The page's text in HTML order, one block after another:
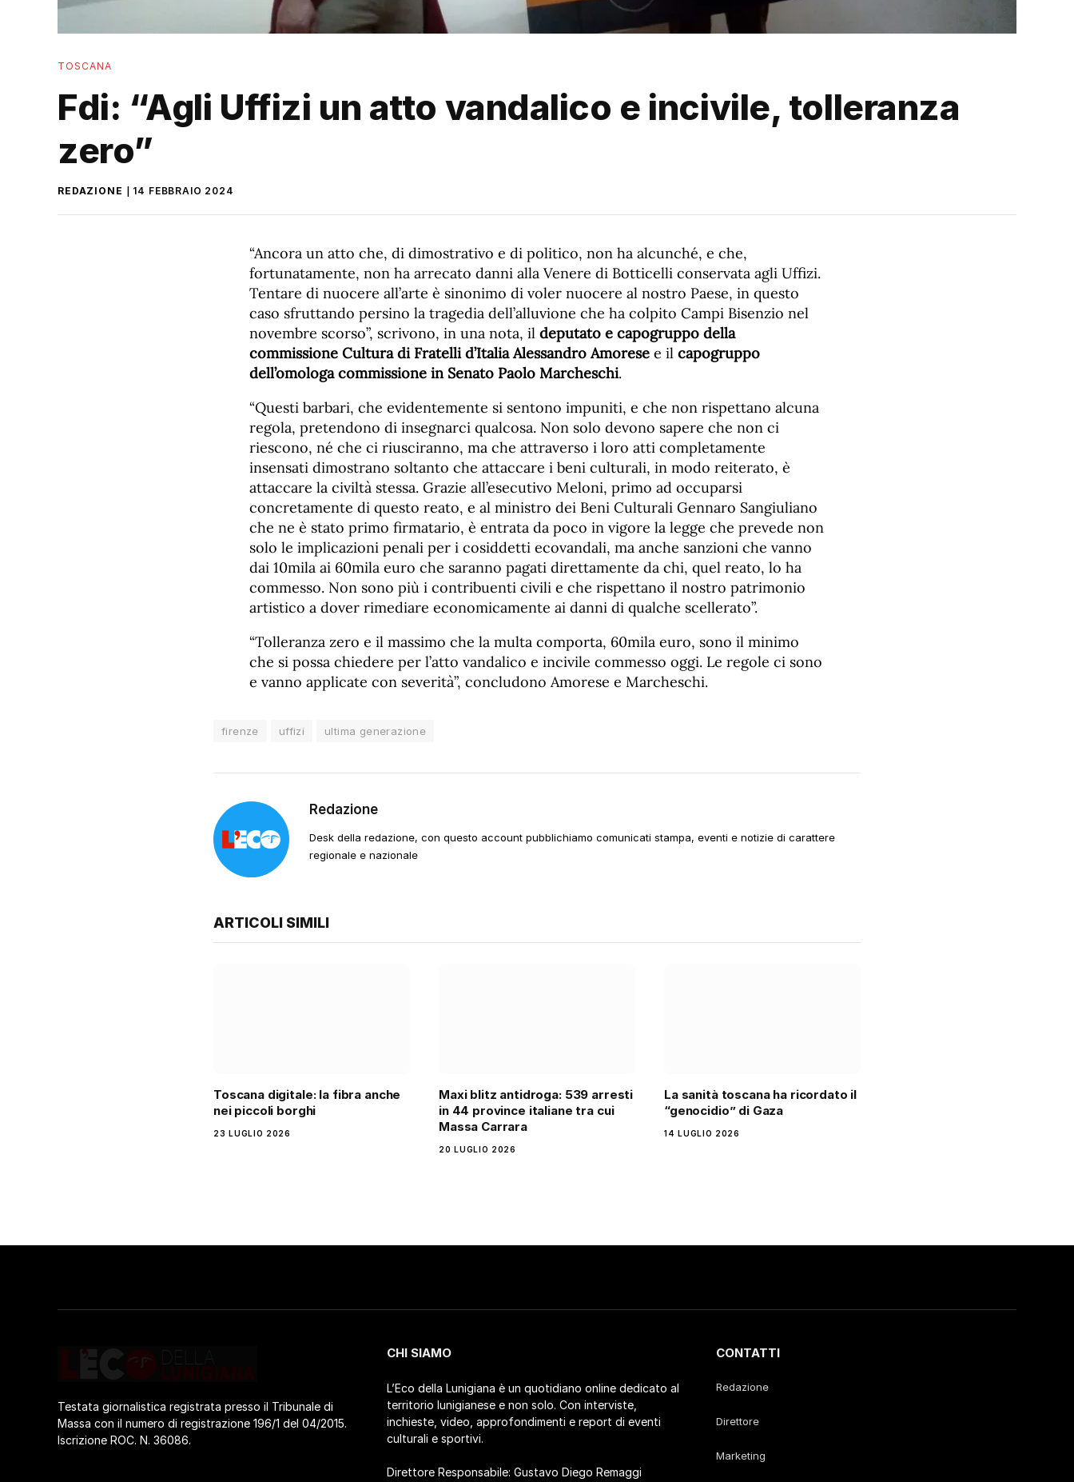
TOSCANA
Fdi: “Agli Uffizi un atto vandalico e incivile, tolleranza
zero”
REDAZIONE 14 FEBBRAIO 2024
“Ancora un atto che, di dimostrativo e di politico, non ha alcunché, e che,
fortunatamente, non ha arrecato danni alla Venere di Botticelli conservata agli Uffizi.
Tentare di nuocere all’arte è sinonimo di voler nuocere al nostro Paese, in questo
caso sfruttando persino la tragedia dell’alluvione che ha colpito Campi Bisenzio nel
novembre scorso”, scrivono, in una nota, il deputato e capogruppo della
commissione Cultura di Fratelli d’Italia Alessandro Amorese e il capogruppo
dell’omologa commissione in Senato Paolo Marcheschi.
“Questi barbari, che evidentemente si sentono impuniti, e che non rispettano alcuna
regola, pretendono di insegnarci qualcosa. Non solo devono sapere che non ci
riescono, né che ci riusciranno, ma che attraverso i loro atti completamente
insensati dimostrano soltanto che attaccare i beni culturali, in modo reiterato, è
attaccare la civiltà stessa. Grazie all’esecutivo Meloni, primo ad occuparsi
concretamente di questo reato, e al ministro dei Beni Culturali Gennaro Sangiuliano
che ne è stato primo firmatario, è entrata da poco in vigore la legge che prevede non
solo le implicazioni penali per i cosiddetti ecovandali, ma anche sanzioni che vanno
dai 10mila ai 60mila euro che saranno pagati direttamente da chi, quel reato, lo ha
commesso. Non sono più i contribuenti civili e che rispettano il nostro patrimonio
artistico a dover rimediare economicamente ai danni di qualche scellerato”.
“Tolleranza zero e il massimo che la multa comporta, 60mila euro, sono il minimo
che si possa chiedere per l’atto vandalico e incivile commesso oggi. Le regole ci sono
e vanno applicate con severità”, concludono Amorese e Marcheschi.
firenze uffizi ultima generazione
Redazione
Desk della redazione, con questo account pubblichiamo comunicati stampa, eventi e notizie di carattere
regionale e nazionale
ARTICOLI SIMILI
Toscana digitale: la fibra anche
nei piccoli borghi
23 LUGLIO 2026
Maxi blitz antidroga: 539 arresti
in 44 province italiane tra cui
Massa Carrara
20 LUGLIO 2026
La sanità toscana ha ricordato il
“genocidio” di Gaza
14 LUGLIO 2026
Testata giornalistica registrata presso il Tribunale di
Massa con il numero di registrazione 196/1 del 04/2015.
Iscrizione ROC. N. 36086.
CHI SIAMO
L’Eco della Lunigiana è un quotidiano online dedicato al
territorio lunigianese e non solo. Con interviste,
inchieste, video, approfondimenti e report di eventi
culturali e sportivi.
Direttore Responsabile: Gustavo Diego Remaggi
CONTATTI
Redazione
Direttore
Marketing